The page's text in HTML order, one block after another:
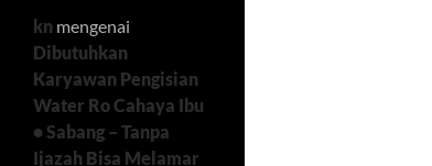
kn mengenai
Dibutuhkan
Karyawan Pengisian
Water Ro Cahaya Ibu
• Sabang – Tanpa
Ijazah Bisa Melamar